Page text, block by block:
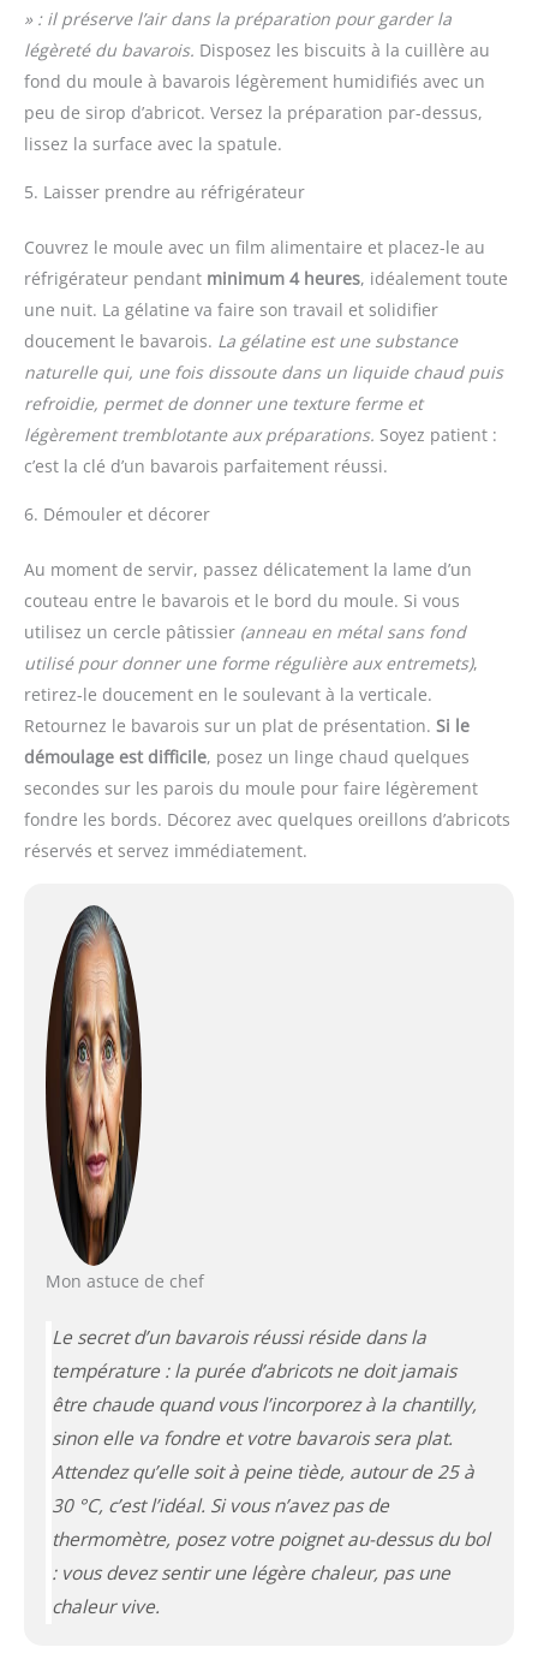
» : il préserve l’air dans la préparation pour garder la
légèreté du bavarois. Disposez les biscuits à la cuillère au
fond du moule à bavarois légèrement humidifiés avec un
peu de sirop d’abricot. Versez la préparation par-dessus,
lissez la surface avec la spatule.
5. Laisser prendre au réfrigérateur
Couvrez le moule avec un film alimentaire et placez-le au
réfrigérateur pendant minimum 4 heures, idéalement toute
une nuit. La gélatine va faire son travail et solidifier
doucement le bavarois. La gélatine est une substance
naturelle qui, une fois dissoute dans un liquide chaud puis
refroidie, permet de donner une texture ferme et
légèrement tremblotante aux préparations. Soyez patient :
c’est la clé d’un bavarois parfaitement réussi.
6. Démouler et décorer
Au moment de servir, passez délicatement la lame d’un
couteau entre le bavarois et le bord du moule. Si vous
utilisez un cercle pâtissier (anneau en métal sans fond
utilisé pour donner une forme régulière aux entremets),
retirez-le doucement en le soulevant à la verticale.
Retournez le bavarois sur un plat de présentation. Si le
démoulage est difficile, posez un linge chaud quelques
secondes sur les parois du moule pour faire légèrement
fondre les bords. Décorez avec quelques oreillons d’abricots
réservés et servez immédiatement.
Mon astuce de chef
Le secret d’un bavarois réussi réside dans la
température : la purée d’abricots ne doit jamais
être chaude quand vous l’incorporez à la chantilly,
sinon elle va fondre et votre bavarois sera plat.
Attendez qu’elle soit à peine tiède, autour de 25 à
30 °C, c’est l’idéal. Si vous n’avez pas de
thermomètre, posez votre poignet au-dessus du bol
: vous devez sentir une légère chaleur, pas une
chaleur vive.